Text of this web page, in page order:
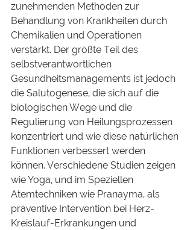
zunehmenden Methoden zur
Behandlung von Krankheiten durch
Chemikalien und Operationen
verstärkt. Der größte Teil des
selbstverantwortlichen
Gesundheitsmanagements ist jedoch
die Salutogenese, die sich auf die
biologischen Wege und die
Regulierung von Heilungsprozessen
konzentriert und wie diese natürlichen
Funktionen verbessert werden
können. Verschiedene Studien zeigen
wie Yoga, und im Speziellen
Atemtechniken wie Pranayma, als
präventive Intervention bei Herz-
Kreislauf-Erkrankungen und